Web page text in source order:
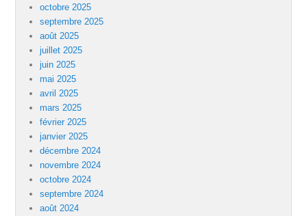
octobre 2025
septembre 2025
août 2025
juillet 2025
juin 2025
mai 2025
avril 2025
mars 2025
février 2025
janvier 2025
décembre 2024
novembre 2024
octobre 2024
septembre 2024
août 2024